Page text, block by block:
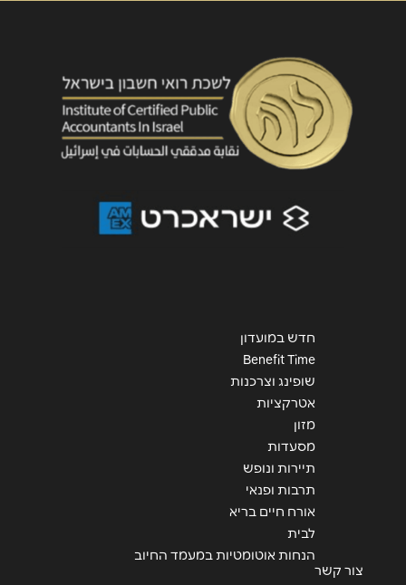
שליחה
חדש במועדון
Benefit Time
שופינג וצרכנות
אטרקציות
מזון
מסעדות
תיירות ונופש
תרבות ופנאי
אורח חיים בריא
לבית
הנחות אוטומטיות במעמד החיוב
צור קשר